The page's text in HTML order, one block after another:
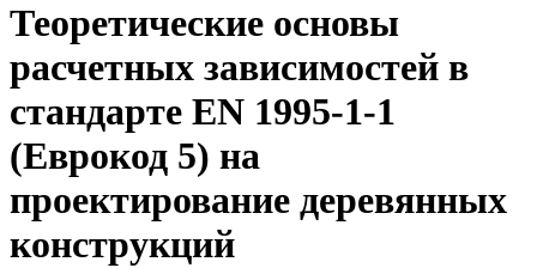
Теоретические основы
расчетных зависимостей в
стандарте EN 1995-1-1
(Еврокод 5) на
проектирование деревянных
конструкций